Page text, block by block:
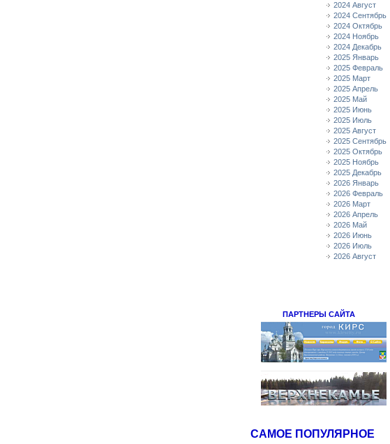
2024 Август
2024 Сентябрь
2024 Октябрь
2024 Ноябрь
2024 Декабрь
2025 Январь
2025 Февраль
2025 Март
2025 Апрель
2025 Май
2025 Июнь
2025 Июль
2025 Август
2025 Сентябрь
2025 Октябрь
2025 Ноябрь
2025 Декабрь
2026 Январь
2026 Февраль
2026 Март
2026 Апрель
2026 Май
2026 Июнь
2026 Июль
2026 Август
ПАРТНЕРЫ САЙТА
САМОЕ ПОПУЛЯРНОЕ